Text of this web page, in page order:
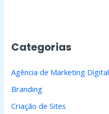
s
p
o
Categorias
Agência de Marketing Digital
Branding
Criação de Sites